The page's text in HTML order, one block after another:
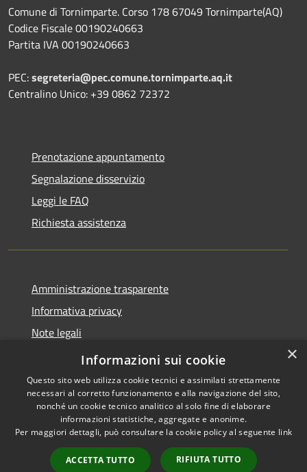
Comune di Tornimparte. Corso 178 67049 Tornimparte(AQ)
Codice Fiscale 00190240663
Partita IVA 00190240663
PEC:segreteria@pec.comune.tornimparte.aq.it
Centralino Unico: +39 0862 72372
Prenotazione appuntamento
Segnalazione disservizio
Leggi le FAQ
Richiesta assistenza
Amministrazione trasparente
Informativa privacy
Note legali
Dichiarazione di accessibilità
Accessibilità
Copyright © 2026 • Comune di
Tornimparte • Powered by
Municipium•
Accesso
×
Informazioni sui cookie
Questo sito web utilizza cookie tecnici e assimilati strettamente
necessari al corretto funzionamento e alla navigazione del sito,
nonché un cookie tecnico analitico al solo fine di elaborare
informazioni statistiche, aggregate e anonime.
Per maggiori dettagli, può consultare la cookie policy al seguente link
ACCETTA TUTTO RIFIUTA TUTTO